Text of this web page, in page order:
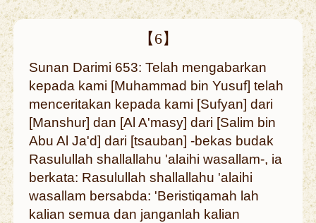
【6】
Sunan Darimi 653: Telah mengabarkan
kepada kami [Muhammad bin Yusuf] telah
menceritakan kepada kami [Sufyan] dari
[Manshur] dan [Al A'masy] dari [Salim bin
Abu Al Ja'd] dari [tsauban] -bekas budak
Rasulullah shallallahu 'alaihi wasallam-, ia
berkata: Rasulullah shallallahu 'alaihi
wasallam bersabda: 'Beristiqamah lah
kalian semua dan janganlah kalian